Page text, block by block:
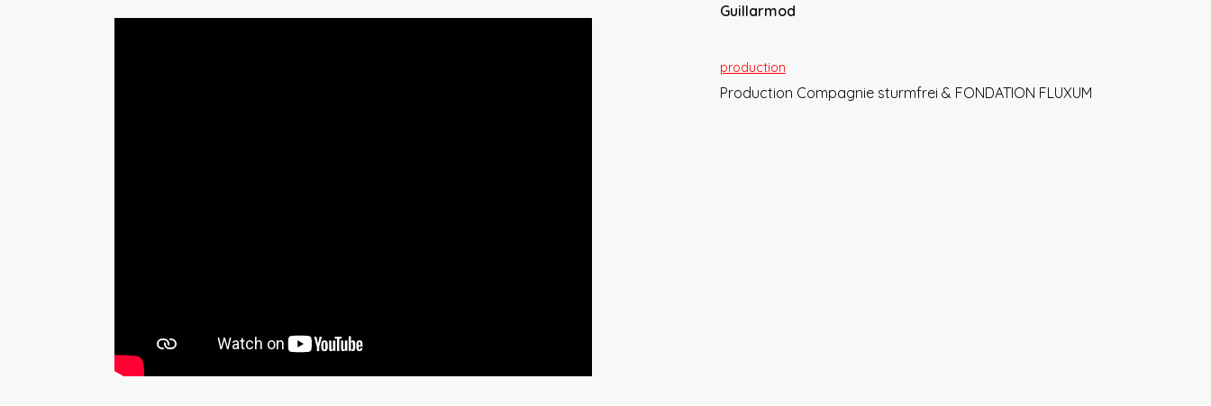
Guillarmod
production
Production Compagnie sturmfrei & FONDATION FLUXUM